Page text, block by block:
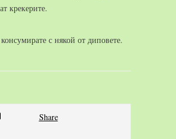
крекерите.
с някой от диповете.
Share